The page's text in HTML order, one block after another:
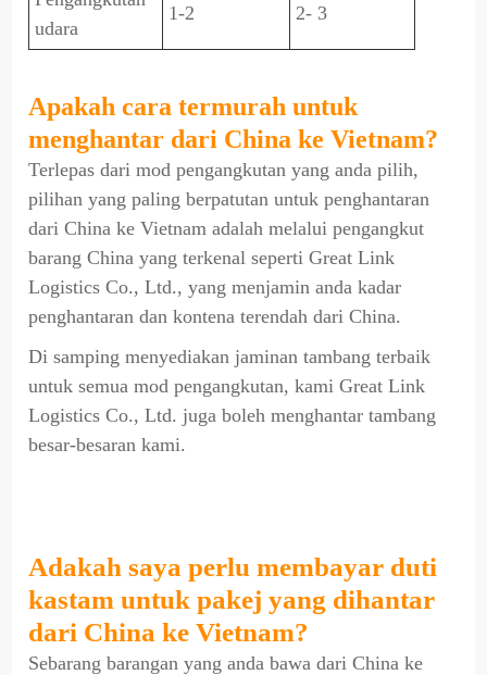
udara
1-2 2- 3
Apakah cara termurah untuk
menghantar dari China ke Vietnam?
Terlepas dari mod pengangkutan yang anda pilih,
pilihan yang paling berpatutan untuk penghantaran
dari China ke Vietnam adalah melalui pengangkut
barang China yang terkenal seperti Great Link
Logistics Co., Ltd., yang menjamin anda kadar
penghantaran dan kontena terendah dari China.
Di samping menyediakan jaminan tambang terbaik
untuk semua mod pengangkutan, kami Great Link
Logistics Co., Ltd. juga boleh menghantar tambang
besar-besaran kami.
Adakah saya perlu membayar duti
kastam untuk pakej yang dihantar
dari China ke Vietnam?
Sebarang barangan yang anda bawa dari China ke